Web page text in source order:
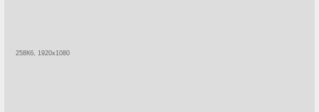
258Кб, 1920x1080